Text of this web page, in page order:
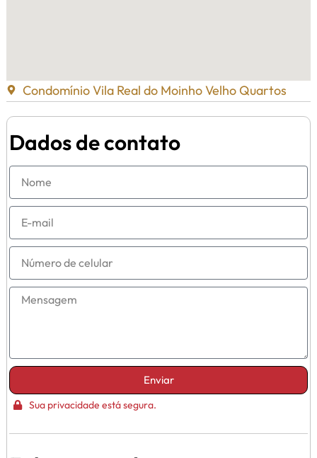
Condomínio Vila Real do Moinho Velho Quartos
Dados de contato
Enviar
Sua privacidade está segura.